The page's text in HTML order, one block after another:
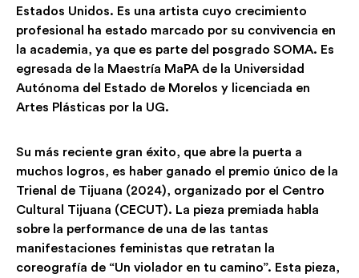
Estados Unidos. Es una artista cuyo crecimiento
profesional ha estado marcado por su convivencia en
la academia, ya que es parte del posgrado SOMA. Es
egresada de la Maestría MaPA de la Universidad
Autónoma del Estado de Morelos y licenciada en
Artes Plásticas por la UG.
Su más reciente gran éxito, que abre la puerta a
muchos logros, es haber ganado el premio único de la
Trienal de Tijuana (2024), organizado por el Centro
Cultural Tijuana (CECUT). La pieza premiada habla
sobre la performance de una de las tantas
manifestaciones feministas que retratan la
coreografía de “Un violador en tu camino”. Esta pieza,